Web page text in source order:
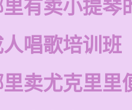
有卖小提琴
唱歌培训班
卖尤克里里